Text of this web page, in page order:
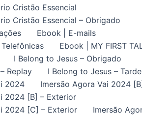
Cristão Essencial
Cristão Essencial – Obrigado
Ebook | E-mails
Ebook | MY FIRST
I Belong to Jesus – Obrigado
Replay
I Belong to Jesus –
2024
Imersão Agora Vai 2024 [B]
2024 [B] – Exterior
2024 [C] – Exterior
Imersão